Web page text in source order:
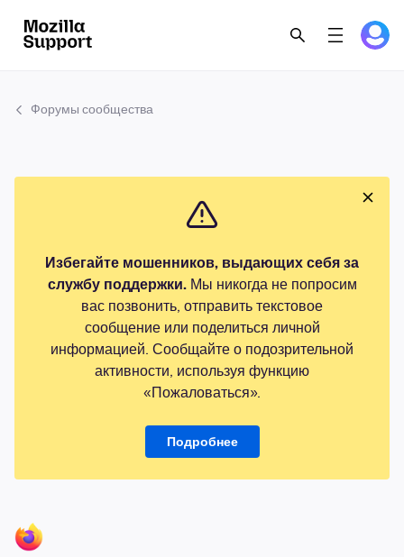
Форумы сообщества
Избегайте мошенников, выдающих себя за
службу поддержки.Мы никогда не попросим
вас позвонить, отправить текстовое
сообщение или поделиться личной
информацией. Сообщайте о подозрительной
активности, используя функцию
«Пожаловаться».
Подробнее